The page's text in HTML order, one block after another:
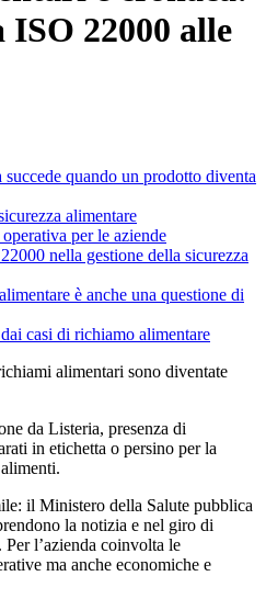
ISO 22000 alle
quando un prodotto diventa
alimentare
per le aziende
nella gestione della sicurezza
è anche una questione di
casi di richiamo alimentare
alimentari sono diventate
da Listeria, presenza di
in etichetta o persino per la
il Ministero della Salute pubblica
la notizia e nel giro di
l’azienda coinvolta le
ma anche economiche e